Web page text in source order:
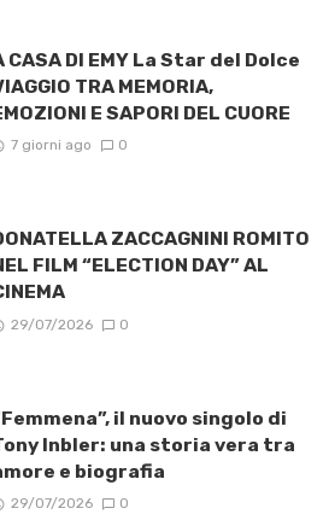
CASA DI EMY La Star del Dolce
TRA MEMORIA,
E SAPORI DEL CUORE
7 giorni ago 0
ZACCAGNINI ROMITO
FILM “ELECTION DAY” AL
29/07/2026 0
il nuovo singolo di
Inbler: una storia vera tra
e biografia
29/07/2026 0